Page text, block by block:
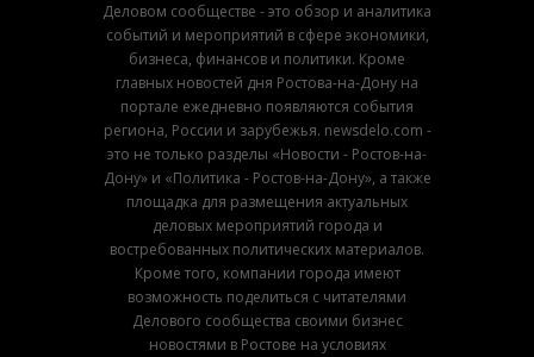
Деловом сообществе - это обзор и аналитика
событий и мероприятий в сфере экономики,
бизнеса, финансов и политики. Кроме
главных новостей дня Ростова-на-Дону на
портале ежедневно появляются события
региона, России и зарубежья. newsdelo.com -
это не только разделы «Новости - Ростов-на-
Дону» и «Политика - Ростов-на-Дону», а также
площадка для размещения актуальных
деловых мероприятий города и
востребованных политических материалов.
Кроме того, компании города имеют
возможность поделиться с читателями
Делового сообщества своими бизнес
новостями в Ростове на условиях